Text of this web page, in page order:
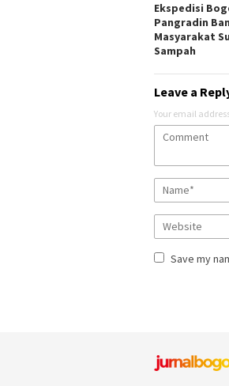
Ekspedisi
Pangradin
Masyarakat
Sampah
Leave a
Your email
Save my